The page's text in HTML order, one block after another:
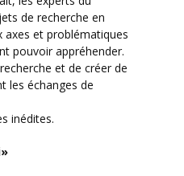
de recherche en
et problématiques
pouvoir appréhender.
et de créer de
les échanges de
inédites.